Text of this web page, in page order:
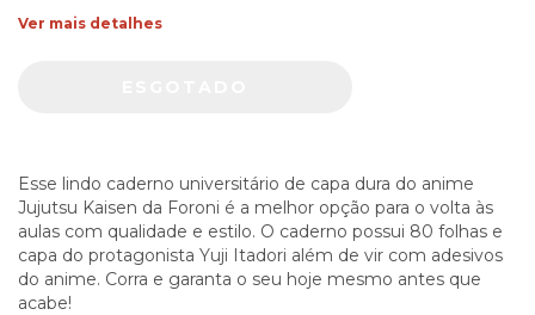
Ver mais detalhes
Esse lindo caderno universitário de capa dura do anime
Jujutsu Kaisen da Foroni é a melhor opção para o volta às
aulas com qualidade e estilo. O caderno possui 80 folhas e
capa do protagonista Yuji Itadori além de vir com adesivos
do anime. Corra e garanta o seu hoje mesmo antes que
acabe!